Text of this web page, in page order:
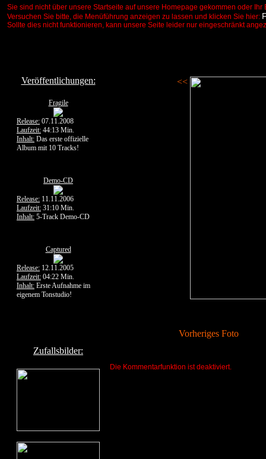
Sie sind nicht über unsere Startseite auf unsere Homepage gekommen oder
Versuchen Sie bitte, die Menüführung anzeigen zu lassen und klicken Sie hier:
Sollte dies nicht funktionieren, kann unsere Seite leider nur eingeschränkt
Veröffentlichungen:
Fragile
Release: 07.11.2008
Laufzeit: 44:13 Min.
Inhalt: Das erste offizielle
Album mit 10 Tracks!
Demo-CD
Release: 11.11.2006
Laufzeit: 31:10 Min.
Inhalt: 5-Track Demo-CD
Captured
Release: 12.11.2005
Laufzeit: 04:22 Min.
Inhalt: Erste Aufnahme im
eigenem Tonstudio!
Zufallsbilder:
<<
Vorheriges Foto
Die Kommentarfunktion ist deaktiviert.